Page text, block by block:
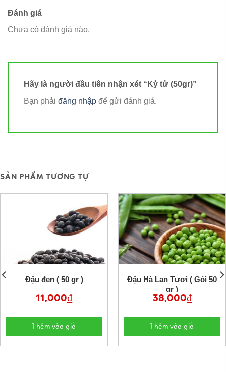
Đánh giá
Chưa có đánh giá nào.
Hãy là người đầu tiên nhận xét “Kỷ tử (50gr)”
Bạn phải đăng nhập để gửi đánh giá.
SẢN PHẨM TƯƠNG TỰ
Đậu đen ( 50 gr )
11,000₫
Thêm vào giỏ
Đậu Hà Lan Tươi ( Gói 50
gr )
38,000₫
Thêm vào giỏ